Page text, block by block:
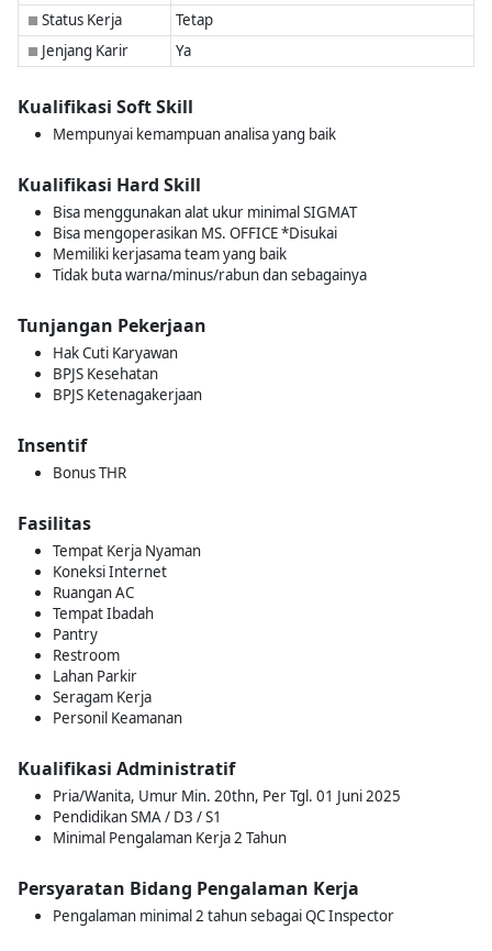
■ Status Kerja Tetap
■ Jenjang Karir Ya
Kualifikasi Soft Skill
Mempunyai kemampuan analisa yang baik
Kualifikasi Hard Skill
Bisa menggunakan alat ukur minimal SIGMAT
Bisa mengoperasikan MS. OFFICE *Disukai
Memiliki kerjasama team yang baik
Tidak buta warna/minus/rabun dan sebagainya
Tunjangan Pekerjaan
Hak Cuti Karyawan
BPJS Kesehatan
BPJS Ketenagakerjaan
Insentif
Bonus THR
Fasilitas
Tempat Kerja Nyaman
Koneksi Internet
Ruangan AC
Tempat Ibadah
Pantry
Restroom
Lahan Parkir
Seragam Kerja
Personil Keamanan
Kualifikasi Administratif
Pria/Wanita, Umur Min. 20thn, Per Tgl. 01 Juni 2025
Pendidikan SMA / D3 / S1
Minimal Pengalaman Kerja 2 Tahun
Persyaratan Bidang Pengalaman Kerja
Pengalaman minimal 2 tahun sebagai QC Inspector